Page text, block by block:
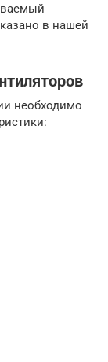
в нашей
необходимо